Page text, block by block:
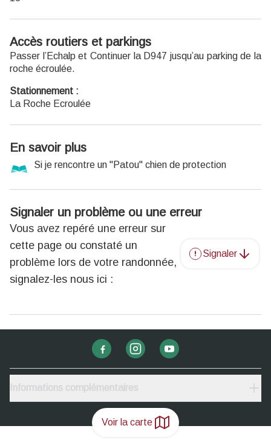
Voir la carte
Accès routiers et parkings
Passer l’Echalp et Continuer la D947 jusqu’au parking de la
roche écroulée.
Stationnement :
La Roche Ecroulée
En savoir plus
Si je rencontre un "Patou" chien de protection
Signaler un problème ou une erreur
Vous avez repéré une erreur sur
cette page ou constaté un
problème lors de votre randonnée,
signalez-les nous ici :
Signaler
Informations complémentaires